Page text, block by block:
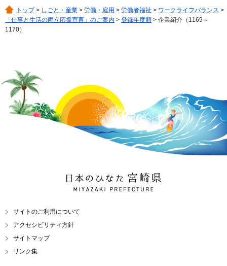
トップ> しごと・産業 > 労働・雇用 > 労働者福祉 > ワークライフバランス >
「仕事と生活の両立応援宣言」のご案内 > 登録年度順 > 企業紹介（1169～
1170）
日本のひなた 宮崎県
MIYAZAKI PREFECTURE
サイトのご利用について
アクセシビリティ方針
サイトマップ
リンク集